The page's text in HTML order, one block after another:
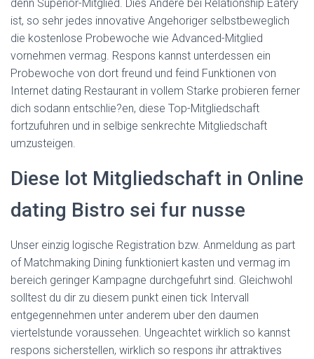
denn Superior-Mitglied. Dies Andere bei Relationship Eatery
ist, so sehr jedes innovative Angehoriger selbstbeweglich
die kostenlose Probewoche wie Advanced-Mitglied
vornehmen vermag. Respons kannst unterdessen ein
Probewoche von dort freund und feind Funktionen von
Internet dating Restaurant in vollem Starke probieren ferner
dich sodann entschlie?en, diese Top-Mitgliedschaft
fortzufuhren und in selbige senkrechte Mitgliedschaft
umzusteigen.
Diese lot Mitgliedschaft in Online
dating Bistro sei fur nusse
Unser einzig logische Registration bzw. Anmeldung as part
of Matchmaking Dining funktioniert kasten und vermag im
bereich geringer Kampagne durchgefuhrt sind. Gleichwohl
solltest du dir zu diesem punkt einen tick Intervall
entgegennehmen unter anderem uber den daumen
viertelstunde voraussehen. Ungeachtet wirklich so kannst
respons sicherstellen, wirklich so respons ihr attraktives